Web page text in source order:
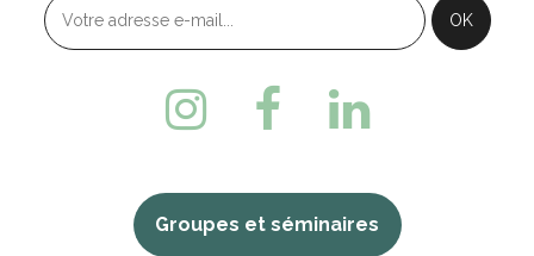
Groupes et séminaires